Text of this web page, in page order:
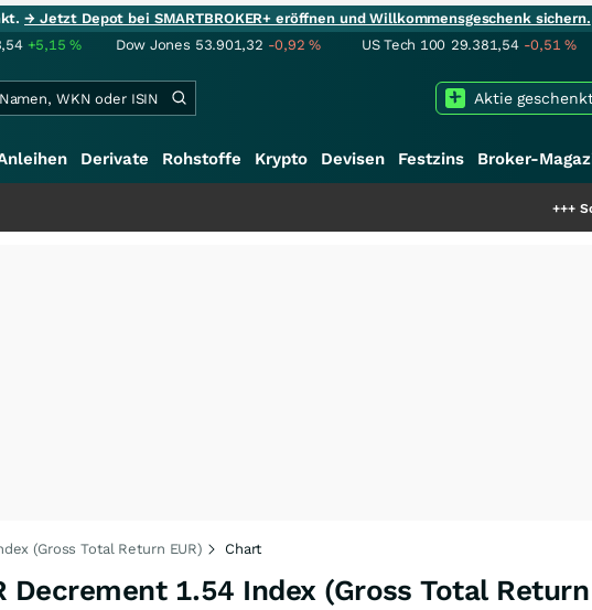
→ Jetzt Depot bei SMARTBROKER+ eröffnen und Willkommensgeschenk sichern.
+5,15% Dow Jones 53.901,32 -0,92% US Tech 100 29.381,54 -0,51%
Aktie
Derivate Rohstoffe Krypto Devisen Festzins Broker-
(Gross Total Return EUR) Chart
Decrement 1.54 Index (Gross Total Return